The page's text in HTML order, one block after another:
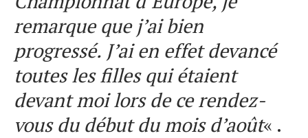
remarque que j’ai bien
progressé. J’ai en effet devancé
toutes les filles qui étaient
devant moi lors de ce rendez-
vous du début du mois d’août« .